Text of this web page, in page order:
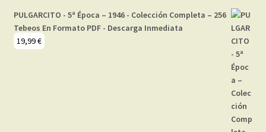
PULGARCITO - 5ª Época – 1946 - Colección Completa – 256
Tebeos En Formato PDF - Descarga Inmediata
19,99€